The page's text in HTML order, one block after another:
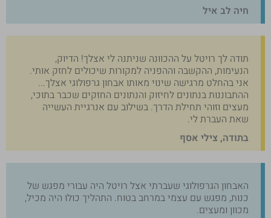
חיה לב איל
תודה לך רויטל על ההכוונה שניתנה לי אצלך! הדיוק,
הנעימות, ההקשבה וההפניה למקורות שיכולים לחזק אותי.
אני בהחלט מרגישה שינוי מאותו אבחון גרפולוגי אצלך...
ההתבוננות בנתונים לחיזוק והנתונים החזקים שכבר בתוכי,
מעצים וזוהי תחילת הדרך. בשילוב עם אנרגיית העשייה
שאת העברת לי.
בתודה, צילי אסף
האבחון הגרפולוגי שעברתי אצל רויטל היה עבורי מפגש של
כנות, מפגש עם עצמי במרחב בטוח. התהליך כולו היה מכיל,
מכוון ומעצים.